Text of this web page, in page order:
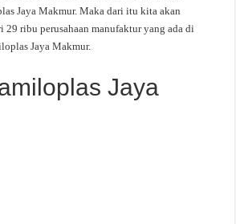
Jaya Makmur. Maka dari itu kita akan
29 ribu perusahaan manufaktur yang ada di
Jaya Makmur.
Jaya